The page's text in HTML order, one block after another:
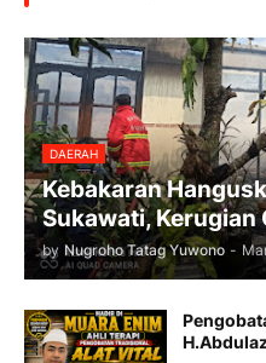
DAERAH
Kebakaran
Sukawati, Kerugian
by Nugroho Tatag Yuwono -